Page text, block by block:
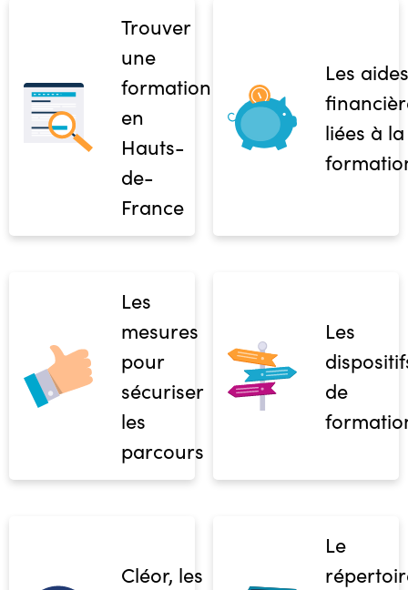
Trouver
une
formation
en
Hauts-
de-
France
Les aides
liées à la
Les
mesures
pour
sécuriser
les
parcours
Les
de
Cléor, les
Le